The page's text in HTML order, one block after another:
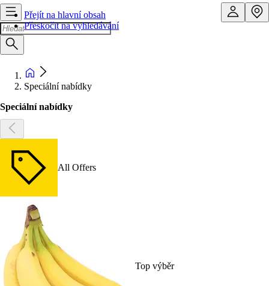
Přejít na hlavní obsah
Přeskočit na vyhledávání
Speciální nabídky
Speciální nabídky
All Offers
Top výběr